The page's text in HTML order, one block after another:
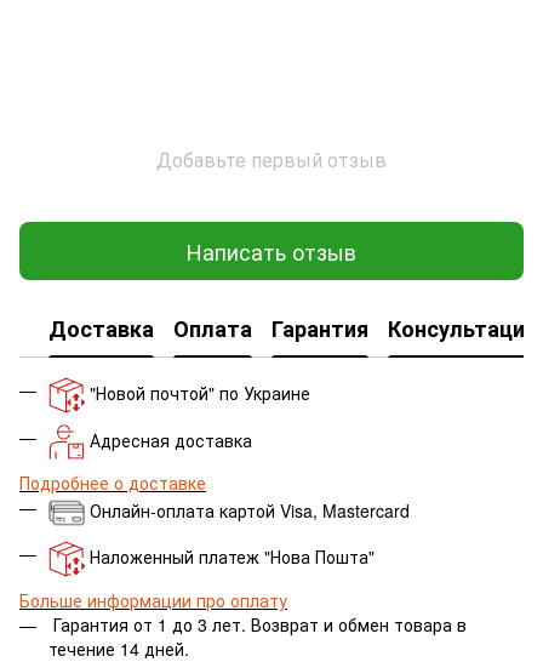
Добавьте первый отзыв
Написать отзыв
Доставка Оплата Гарантия Консультация
"Новой почтой" по Украине
Адресная доставка
Подробнее о доставке
Онлайн-оплата картой Visa, Mastercard
Наложенный платеж "Нова Пошта"
Больше информации про оплату
Гарантия от 1 до 3 лет. Возврат и обмен товара в
течение 14 дней.